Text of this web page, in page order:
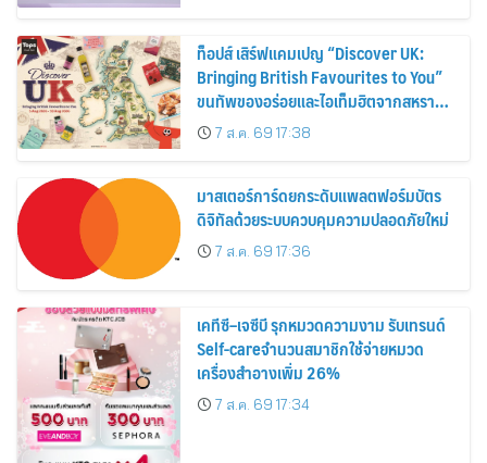
ท็อปส์ เสิร์ฟแคมเปญ “Discover UK:
Bringing British Favourites to You”
ขนทัพของอร่อยและไอเท็มฮิตจากสหราช
อาณาจักร ส่งตรงถึงมือตั้งแต่วันนี้ – 18
สิงหาคมนี้
7 ส.ค. 69 17:38
มาสเตอร์การ์ดยกระดับแพลตฟอร์มบัตร
ดิจิทัลด้วยระบบควบคุมความปลอดภัยใหม่
7 ส.ค. 69 17:36
เคทีซี–เจซีบี รุกหมวดความงาม รับเทรนด์
Self-careจำนวนสมาชิกใช้จ่ายหมวด
เครื่องสำอางเพิ่ม 26%
7 ส.ค. 69 17:34